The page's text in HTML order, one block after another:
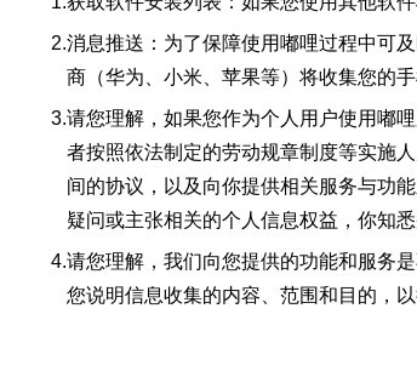
2.消息推送：为了保障使用嘟哩过程中可
商（华为、小米、苹果等）将收集您的
3.请您理解，如果您作为个人用户使用嘟
者按照依法制定的劳动规章制度等实施
间的协议，以及向你提供相关服务与功
疑问或主张相关的个人信息权益，你知
4.请您理解，我们向您提供的功能和服务
您说明信息收集的内容、范围和目的，以